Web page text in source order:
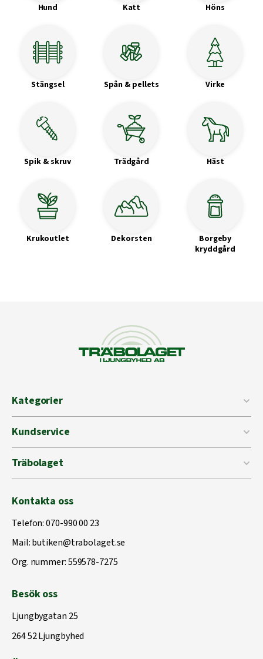
Hund Katt Höns
Stängsel Spån & pellets Virke
Spik & skruv Trädgård Häst
Krukoutlet Dekorsten
Borgeby
kryddgård
Kategorier
Kundservice
Träbolaget
Kontakta oss
Telefon:070-990 00 23
Mail:butiken@trabolaget.se
Org. nummer: 559578-7275
Besök oss
Ljungbygatan 25
264 52 Ljungbyhed